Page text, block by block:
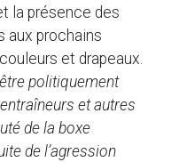
la présence des
aux prochains
et drapeaux.
politiquement
et autres
de la boxe
de l’agression